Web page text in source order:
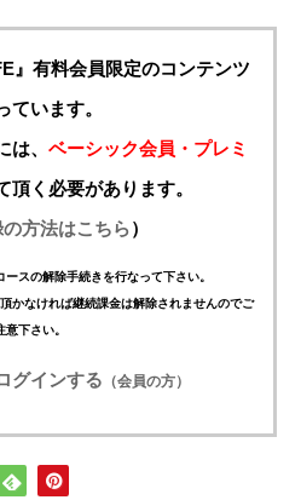
』有料会員限定のコンテンツ
ています。
、 ベーシック会員・プレミ
頂く必要があります。
方法はこちら）
スの解除手続きを行なって下さい。
かなければ継続課金は解除されませんのでご
意下さい。
グインする （会員の方）